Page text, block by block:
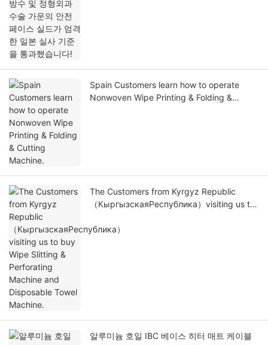
Spain Customers learn how to operate
Nonwoven Wipe Printing & Folding &
The Customers from Kyrgyz Republic
（КыргызскаяРеспублика）visiting us to
and Disposable Towel Machine.
알루미늄 호일 IBC 베이스 히터 매트 케이블